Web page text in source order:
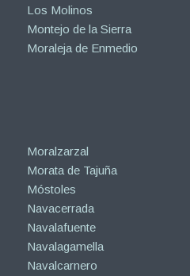
Los Molinos
Montejo de la Sierra
Moraleja de Enmedio
Moralzarzal
Morata de Tajuña
Móstoles
Navacerrada
Navalafuente
Navalagamella
Navalcarnero